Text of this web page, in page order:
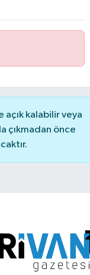
kalabilir veya
çıkmadan önce